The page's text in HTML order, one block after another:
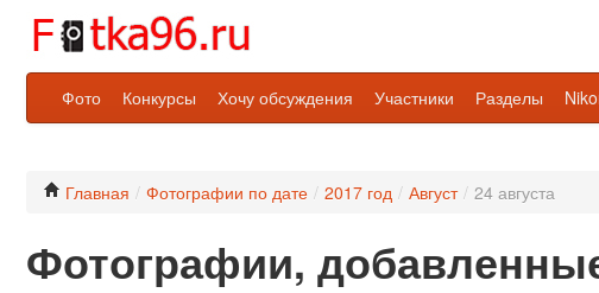
Фото Конкурсы Хочу обсуждения Участники Разделы
Главная / Фотографии по дате / 2017 год / Август / 24 августа
Фотографии,